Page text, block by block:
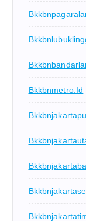
Bkkbnmetro.id